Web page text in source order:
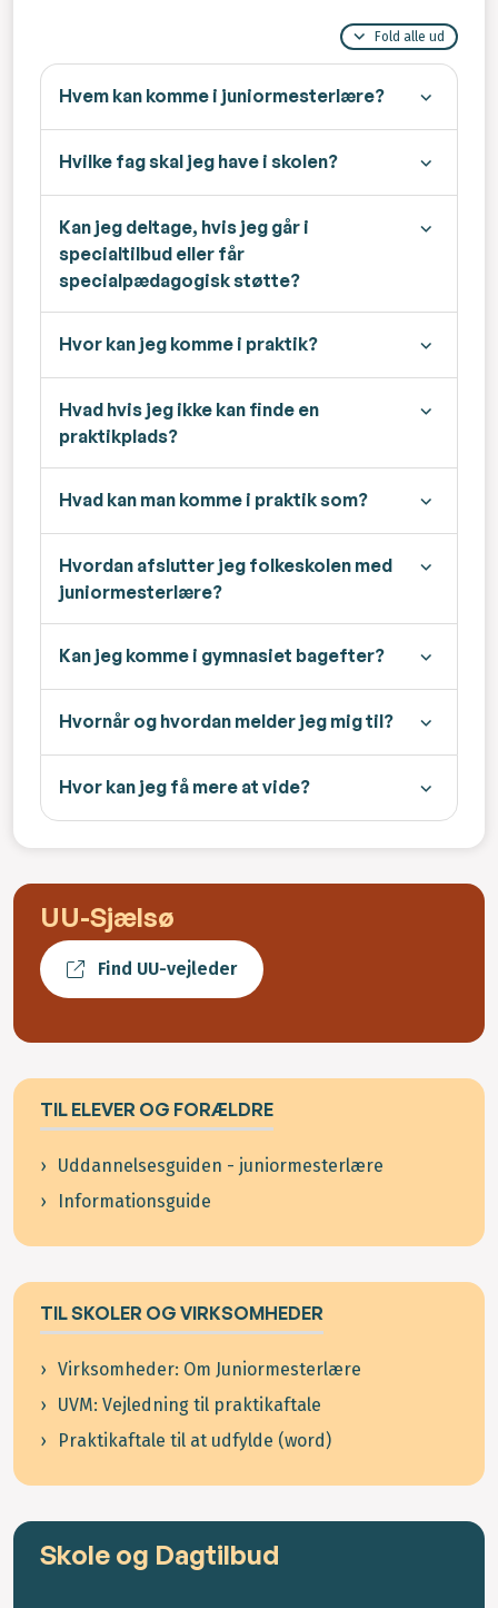
Fold alle ud
Hvem kan komme i juniormesterlære?
Hvilke fag skal jeg have i skolen?
Kan jeg deltage, hvis jeg går i
specialtilbud eller får
specialpædagogisk støtte?
Hvor kan jeg komme i praktik?
Hvad hvis jeg ikke kan finde en
praktikplads?
Hvad kan man komme i praktik som?
Hvordan afslutter jeg folkeskolen med
juniormesterlære?
Kan jeg komme i gymnasiet bagefter?
Hvornår og hvordan melder jeg mig til?
Hvor kan jeg få mere at vide?
UU-Sjælsø
Find UU-vejleder
TIL ELEVER OG FORÆLDRE
Uddannelsesguiden - juniormesterlære
Informationsguide
TIL SKOLER OG VIRKSOMHEDER
Virksomheder: Om Juniormesterlære
UVM: Vejledning til praktikaftale
Praktikaftale til at udfylde (word)
Skole og Dagtilbud